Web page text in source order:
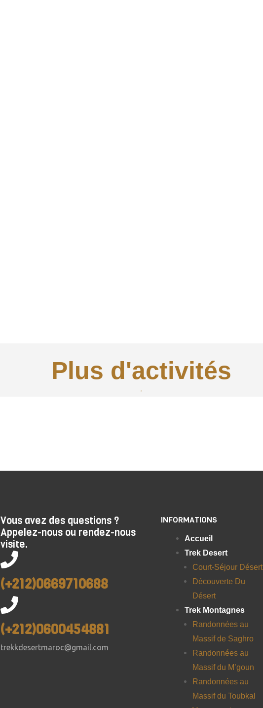
Plus d'activités
Vous avez des questions ?
Appelez-nous ou rendez-nous
visite.
(+212)0669710688
(+212)0600454881
trekkdesertmaroc@gmail.com
INFORMATIONS
Accueil
Trek Desert
Court-Séjour Désert
Découverte Du
Désert
Trek Montagnes
Randonnées au
Massif de Saghro
Randonnées au
Massif du M’goun
Randonnées au
Massif du Toubkal